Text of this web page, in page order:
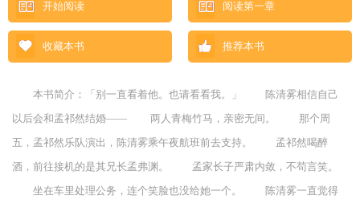
开始阅读 阅读第一章
收藏本书 推荐本书
本书简介：「别一直看着他。也请看看我。」 陈清雾相信自己
以后会和孟祁然结婚—— 两人青梅竹马，亲密无间。 那个周
五，孟祁然乐队演出，陈清雾乘午夜航班前去支持。 孟祁然喝醉
酒，前往接机的是其兄长孟弗渊。 孟家长子严肃内敛，不苟言笑。
坐在车里处理公务，连个笑脸也没给她一个。 陈清雾一直觉得